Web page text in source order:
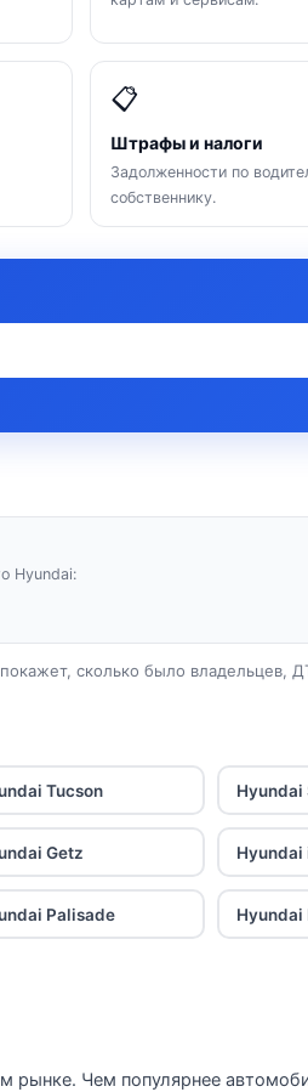
📋
Штрафы и налоги
Задолженности по
собственнику.
Hyundai:
сколько было владельцев,
Tucson Hyundai
Getz Hyundai
Palisade Hyundai
рынке. Чем популярнее